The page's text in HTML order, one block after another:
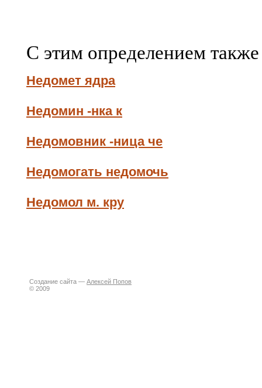
С этим определением
Недомет ядра
Недомин -нка к
Недомовник -ница че
Недомогать недомочь
Недомол м. кру
Создание сайта — Алексей Попов
© 2009